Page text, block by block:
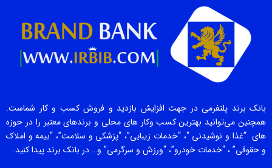
بانک برند پلتفرمی در جهت افزایش بازدید و فروش کسب و کار شماست.
همچنین می‌توانید بهترین کسب وکار های محلی و برندهای معتبر را در حوزه
های “غذا و نوشیدنی “، “خدمات زیبایی”، “پزشکی و سلامت”، “بیمه و املاک
و حقوقی” ، “خدمات خودرو”، “ورزش و سرگرمی” و… در بانک برند پیدا کنید.